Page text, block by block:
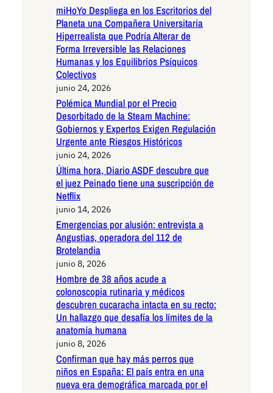
miHoYo Despliega en los Escritorios del
Planeta una Compañera Universitaria
Hiperrealista que Podría Alterar de
Forma Irreversible las Relaciones
Humanas y los Equilibrios Psíquicos
Colectivos
junio 24, 2026
Polémica Mundial por el Precio
Desorbitado de la Steam Machine:
Gobiernos y Expertos Exigen Regulación
Urgente ante Riesgos Históricos
junio 24, 2026
Última hora, Diario ASDF descubre que
el juez Peinado tiene una suscripción de
Netflix
junio 14, 2026
Emergencias por alusión: entrevista a
Angustias, operadora del 112 de
Brotelandia
junio 8, 2026
Hombre de 38 años acude a
colonoscopia rutinaria y médicos
descubren cucaracha intacta en su recto:
Un hallazgo que desafía los límites de la
anatomía humana
junio 8, 2026
Confirman que hay más perros que
niños en España: El país entra en una
nueva era demográfica marcada por el